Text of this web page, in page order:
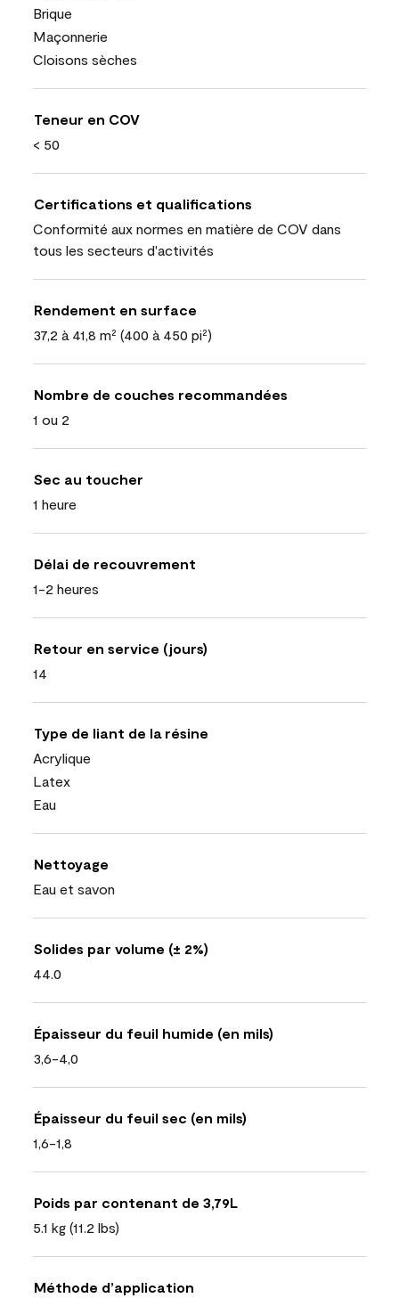
Brique
Maçonnerie
Cloisons sèches
Teneur en COV
< 50
Certifications et qualifications
Conformité aux normes en matière de COV dans
tous les secteurs d'activités
Rendement en surface
37,2 à 41,8 m² (400 à 450 pi²)
Nombre de couches recommandées
1 ou 2
Sec au toucher
1 heure
Délai de recouvrement
1-2 heures
Retour en service (jours)
14
Type de liant de la résine
Acrylique
Latex
Eau
Nettoyage
Eau et savon
Solides par volume (± 2%)
44.0
Épaisseur du feuil humide (en mils)
3,6-4,0
Épaisseur du feuil sec (en mils)
1,6-1,8
Poids par contenant de 3,79L
5.1 kg (11.2 lbs)
Méthode d’application